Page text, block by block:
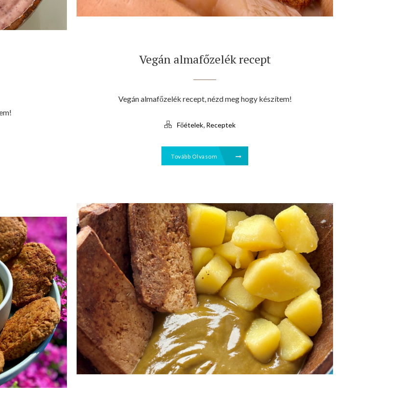
Vegán almafőzelék recept
Vegán almafőzelék recept, nézd meg hogy készítem!
Főételek Receptek
Tovább Olvasom